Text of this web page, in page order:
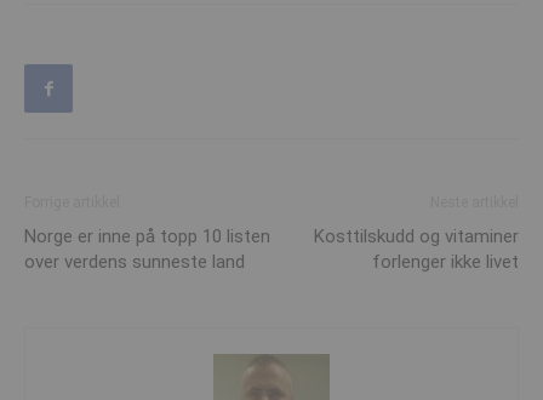
Norge er inne på topp 10 listen
over verdens sunneste land
Kosttilskudd og vitaminer
forlenger ikke livet